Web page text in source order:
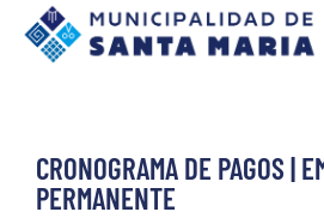
CRONOGRAMA DE PAGOS |
PERMANENTE